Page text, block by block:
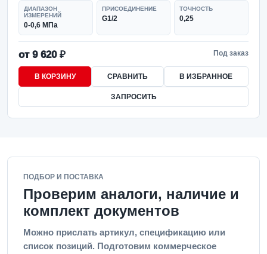
ДИАПАЗОН
ИЗМЕРЕНИЙ
0-0,6 МПа
ПРИСОЕДИНЕНИЕ
G1/2
ТОЧНОСТЬ
0,25
от 9 620 ₽ Под заказ
В КОРЗИНУ СРАВНИТЬ В ИЗБРАННОЕ
ЗАПРОСИТЬ
ПОДБОР И ПОСТАВКА
Проверим аналоги, наличие и
комплект документов
Можно прислать артикул, спецификацию или
список позиций. Подготовим коммерческое